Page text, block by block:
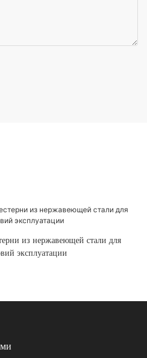
из нержавеющей стали для
эксплуатации